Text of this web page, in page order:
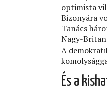
optimista
Bizonyára
Tanács
Nagy-
A
És a